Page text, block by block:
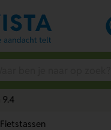
Snelle persoonlijke service
Fietstassen